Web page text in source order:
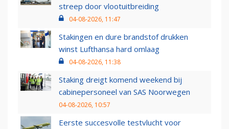
streep door vlootuitbreiding
04-08-2026, 11:47
Stakingen en dure brandstof drukken
winst Lufthansa hard omlaag
04-08-2026, 11:38
Staking dreigt komend weekend bij
cabinepersoneel van SAS Noorwegen
04-08-2026, 10:57
Eerste succesvolle testvlucht voor